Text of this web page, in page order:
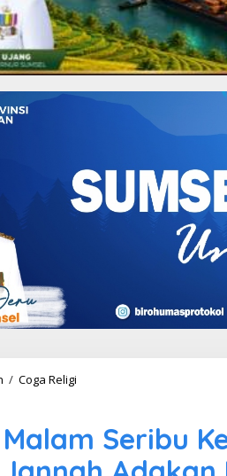
/ Coga Religi
k
Seribu